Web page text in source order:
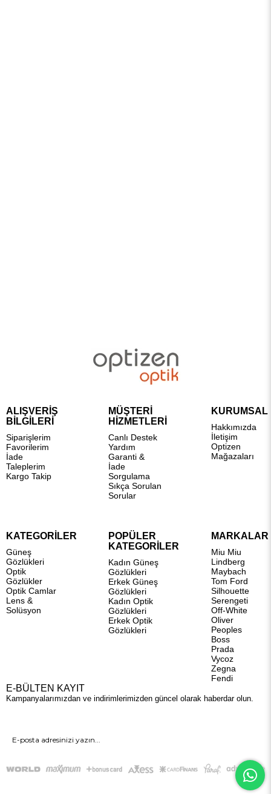
ALIŞVERİŞ
BİLGİLERİ
Siparişlerim
Favorilerim
İade
Taleplerim
Kargo Takip
MÜŞTERİ
HİZMETLERİ
Canlı Destek
Yardım
Garanti &
İade
Sorgulama
Sıkça Sorulan
Sorular
KURUMSAL
Hakkımızda
İletişim
Optizen
Mağazaları
KATEGORİLER
Güneş
Gözlükleri
Optik
Gözlükler
Optik Camlar
Lens &
Solüsyon
POPÜLER
KATEGORİLER
Kadın Güneş
Gözlükleri
Erkek Güneş
Gözlükleri
Kadın Optik
Gözlükleri
Erkek Optik
Gözlükleri
MARKALAR
Miu Miu
Lindberg
Maybach
Tom Ford
Silhouette
Serengeti
Off-White
Oliver
Peoples
Boss
Prada
Vycoz
Zegna
Fendi
E-BÜLTEN KAYIT
Kampanyalarımızdan ve indirimlerimizden güncel olarak haberdar olun.
GÖNDER